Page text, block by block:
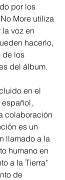
por los
More utiliza
voz en
hacerlo,
de los
del álbum.
en el
colaboración
es un
llamado a la
humano en
a la Tierra"
de